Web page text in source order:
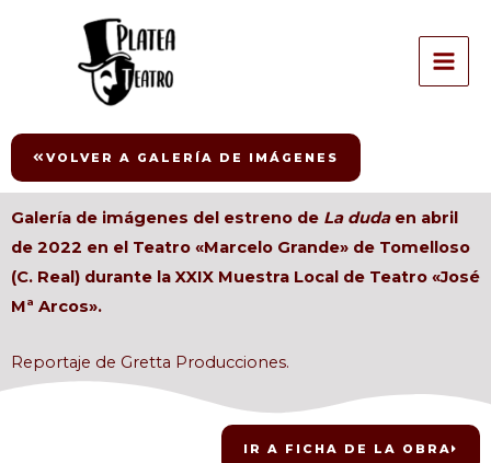
contenido
VOLVER A GALERÍA DE IMÁGENES
Galería de imágenes del estreno de La duda en abril
de 2022 en el Teatro «Marcelo Grande» de Tomelloso
(C. Real) durante la XXIX Muestra Local de Teatro «José
Mª Arcos».
Reportaje de Gretta Producciones.
IR A FICHA DE LA OBRA